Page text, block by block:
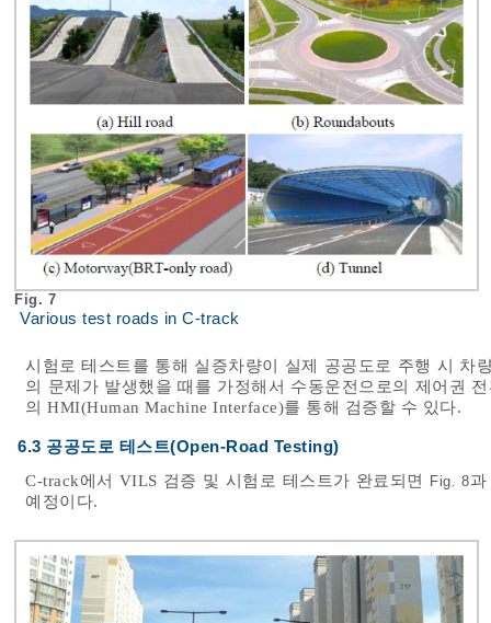
Fig. 7
Various test roads in C-track
시험로 테스트를 통해 실증차량이 실제 공공도로 주행 시 차
의 문제가 발생했을 때를 가정해서 수동운전으로의 제어권
의 HMI(Human Machine Interface)를 통해 검증할 수 있다.
6.3 공공도로 테스트(Open-Road Testing)
C-track에서 VILS 검증 및 시험로 테스트가 완료되면
Fig. 8과
예정이다.